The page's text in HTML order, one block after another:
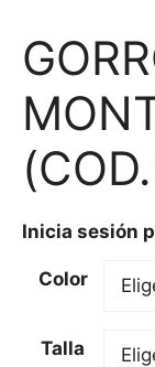
Inicia sesión
Color
Talla